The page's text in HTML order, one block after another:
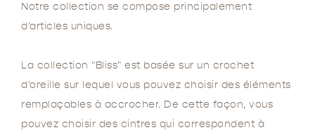
Notre collection se compose principalement
d'articles uniques.
La collection "Bliss" est basée sur un crochet
d'oreille sur lequel vous pouvez choisir des éléments
remplaçables à accrocher. De cette façon, vous
pouvez choisir des cintres qui correspondent à